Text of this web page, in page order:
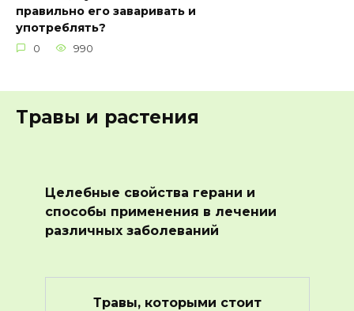
правильно его заваривать и
употреблять?
0 990
Травы и растения
Целебные свойства герани и
способы применения в лечении
различных заболеваний
Травы, которыми стоит